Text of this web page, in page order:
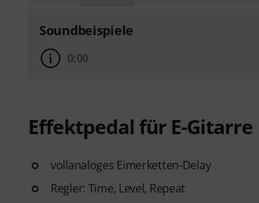
Soundbeispiele
0:00
Effektpedal für E-Gitarre
vollanaloges Eimerketten-Delay
Regler: Time, Level, Repeat